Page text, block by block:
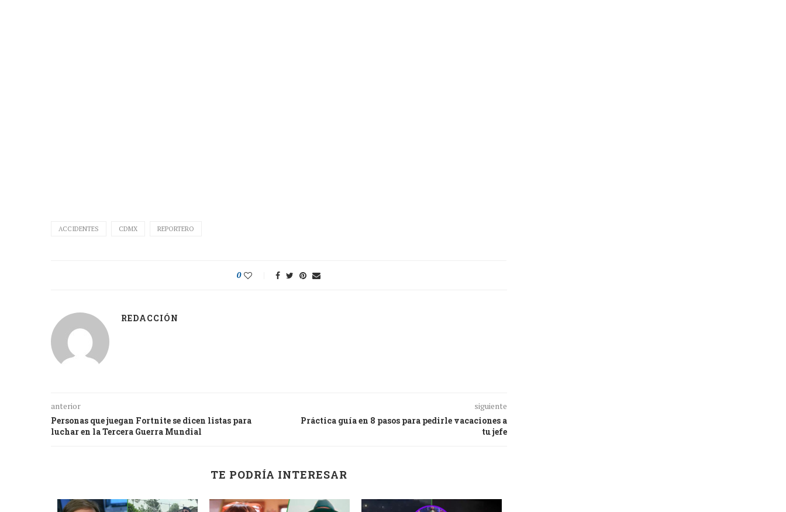
ACCIDENTES CDMX REPORTERO
0
REDACCIÓN
anterior
Personas que juegan Fortnite se dicen listas para
luchar en la Tercera Guerra Mundial
siguiente
Práctica guía en 8 pasos para pedirle vacaciones a
tu jefe
TE PODRÍA INTERESAR